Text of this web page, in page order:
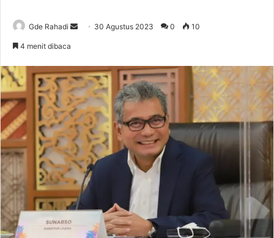
Gde Rahadi
d
a
n
e
m
a
i
l
30 Agustus 2023 0 10
4 menit dibaca